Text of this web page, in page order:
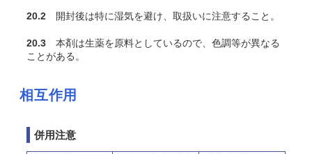
20.2 開封後は特に湿気を避け、取扱いに注意すること。
20.3 本剤は生薬を原料としているので、色調等が異なる
ことがある。
相互作用
併用注意